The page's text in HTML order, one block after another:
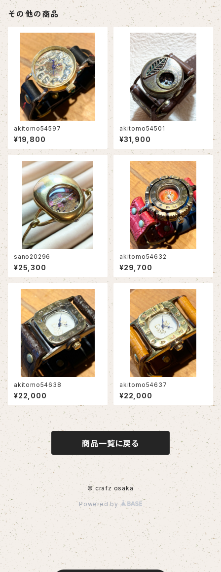
その他の商品
akitomo54597
¥19,800
akitomo54501
¥31,900
sano20296
¥25,300
akitomo54632
¥29,700
akitomo54638
¥22,000
akitomo54637
¥22,000
商品一覧に戻る
© crafz osaka
Powered by